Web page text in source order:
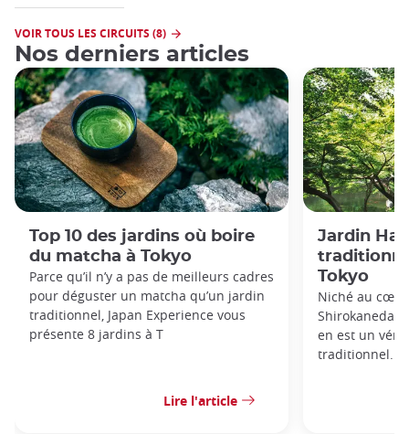
VOIR TOUS LES CIRCUITS (8)
Nos derniers articles
Top 10 des jardins où boire
du matcha à Tokyo
Parce qu’il n’y a pas de meilleurs cadres
pour déguster un matcha qu’un jardin
traditionnel, Japan Experience vous
présente 8 jardins à T
Lire l'article
Jardin
Tokyo
Niché au
Shirokanedai
en est un
traditionnel.